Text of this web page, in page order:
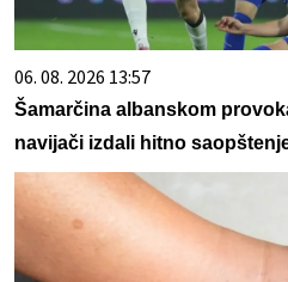
06. 08. 2026 13:57
Šamarčina albanskom
navijači izdali hitno